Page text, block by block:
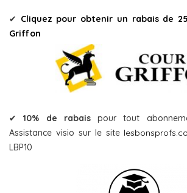
✔ Cliquez pour obtenir un rabais de
Griffon
✔10% de rabaispour tout
Assistance visio sur le site
LBP10